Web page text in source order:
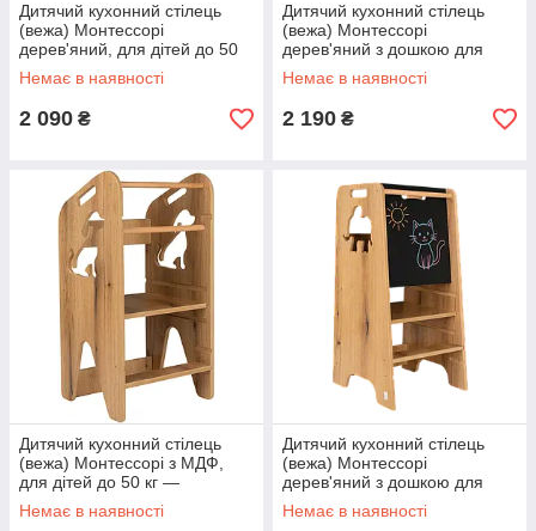
Дитячий кухонний стілець
(вежа) Монтессорі
дерев'яний, для дітей до 50
кг — безпечний кухонний
помічник, Білий (Польща)
Немає в наявності
2 090 ₴
Дитячий кухонний стілець
(вежа) Монтессорі
дерев'яний з дошкою для
малювання крейдою, для
дітей до 50 кг, Білий
Немає в наявності
2 190 ₴
Дитячий кухонний стілець
(вежа) Монтессорі з МДФ,
для дітей до 50 кг —
безпечний кухонний
помічник, Коричневий
Немає в наявності
Дитячий кухонний стілець
(вежа) Монтессорі
дерев'яний з дошкою для
малюваня крейдою, для
дітей до 50 кг, Коричневий
Немає в наявності